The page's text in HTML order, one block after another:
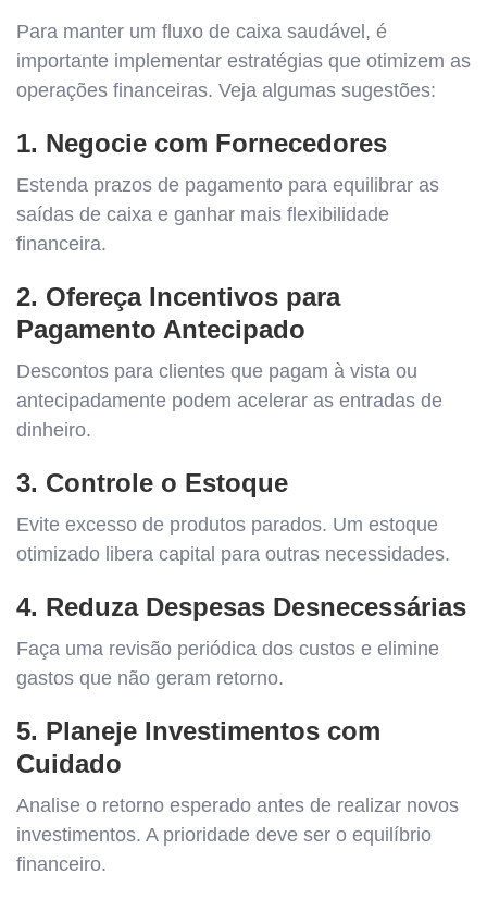
Para manter um fluxo de caixa saudável, é
importante implementar estratégias que otimizem as
operações financeiras. Veja algumas sugestões:
1. Negocie com Fornecedores
Estenda prazos de pagamento para equilibrar as
saídas de caixa e ganhar mais flexibilidade
financeira.
2. Ofereça Incentivos para
Pagamento Antecipado
Descontos para clientes que pagam à vista ou
antecipadamente podem acelerar as entradas de
dinheiro.
3. Controle o Estoque
Evite excesso de produtos parados. Um estoque
otimizado libera capital para outras necessidades.
4. Reduza Despesas Desnecessárias
Faça uma revisão periódica dos custos e elimine
gastos que não geram retorno.
5. Planeje Investimentos com
Cuidado
Analise o retorno esperado antes de realizar novos
investimentos. A prioridade deve ser o equilíbrio
financeiro.